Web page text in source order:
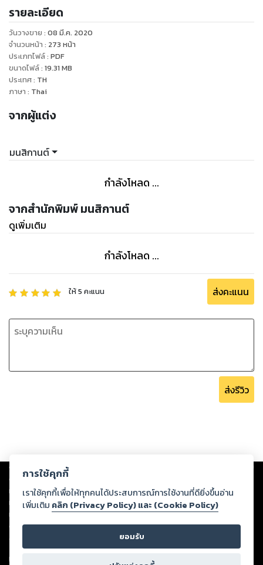
อยู่ในบ้านนั้นต่อได้ จึงตัดสินใจเก็บกระเป๋ากลับบ้านสวนของตัวเอง
เมื่อกลับมาถึงเธอก็ได้พบกับข่าวร้าย ว่าหญิงชราเพียงคนเดียว
ที่รักใกล้จะจากเธอไปอีกคนแล้ว แบบนี้ชีวิตของอรุณฉายจะเป็น
รายละเอียด
วันวางขาย : 08 มี.ค. 2020
จำนวนหน้า : 273 หน้า
ประเภทไฟล์: PDF
ขนาดไฟล์: 19.31 MB
ประเทศ: TH
ภาษา : Thai
จากผู้แต่ง
มนสิกานต์
กำลังโหลด ...
จากสำนักพิมพ์ มนสิกานต์
ดูเพิ่มเติม
กำลังโหลด ...
ให้5 คะแนน ส่งคะแนน
ส่งรีวิว
Copyright © 2026
ต่อผลงานหรือเนื้อหาใดที่อัปโหลดผ่านเว็บไซต์และปรากฏว่าละเมิดสิทธิใน
ทรัพย์สินทางปัญญาของบุคคลอื่นหรือขัดต่อกฎหมายและศีลธรรม ดังนั้น ผู้อ่าน
ทุกท่านโปรดใช้วิจารณญาณในการกลั่นกรองด้วยตนเอง และหากท่านพบว่าส่วน
หนึ่งส่วนใดขัดต่อกฎหมายและศีลธรรม กรุณาแจ้งมายังบริษัท เพื่อทีมงานจะได้
ดำเนินการในทันที ทั้งนี้ ทางสตอรี่ล็อกขอสงวนลิขสิทธิ์ตามพระราชบัญญัติ
ลิขสิทธิ์ พ.ศ. 2537 (ฉบับล่าสุด)
For support: member@ookbee.com
การใช้คุกกี้
เราใช้คุกกี้เพื่อให้ทุกคนได้ประสบการณ์การใช้งานที่ดียิ่งขึ้นอ่าน
เพิ่มเติม คลิก (Privacy Policy) และ (Cookie Policy)
ยอมรับ